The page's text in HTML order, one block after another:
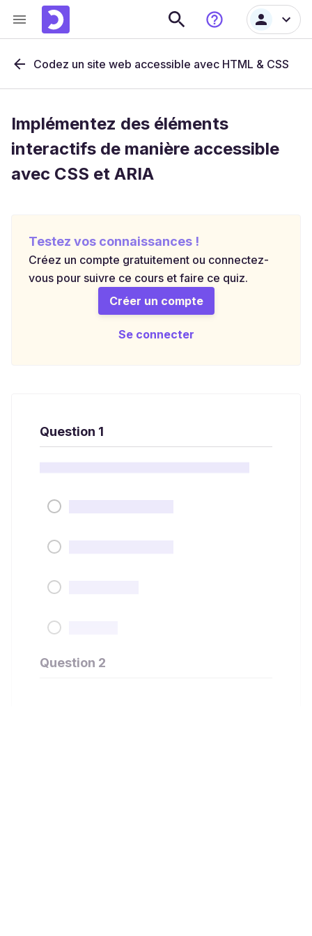
Codez un site web accessible avec HTML & CSS
Implémentez des éléments
interactifs de manière accessible
avec CSS et ARIA
Testez vos connaissances !
Créez un compte gratuitement ou connectez-
vous pour suivre ce cours et faire ce quiz.
Créer un compte
Se connecter
Question 1
Question 2